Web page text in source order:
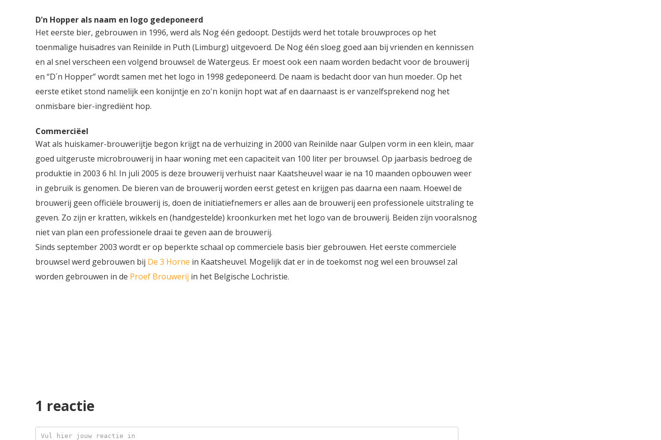
D'n Hopper als naam en logo gedeponeerd
Het eerste bier, gebrouwen in 1996, werd als Nog één gedoopt. Destijds werd het totale brouwproces op het
toenmalige huisadres van Reinilde in Puth (Limburg) uitgevoerd. De Nog één sloeg goed aan bij vrienden en kennissen
en al snel verscheen een volgend brouwsel: de Watergeus. Er moest ook een naam worden bedacht voor de brouwerij
en “D´n Hopper” wordt samen met het logo in 1998 gedeponeerd. De naam is bedacht door van hun moeder. Op het
eerste etiket stond namelijk een konijntje en zo'n konijn hopt wat af en daarnaast is er vanzelfsprekend nog het
onmisbare bier-ingrediënt hop.
Commerciëel
Wat als huiskamer-brouwerijtje begon krijgt na de verhuizing in 2000 van Reinilde naar Gulpen vorm in een klein, maar
goed uitgeruste microbrouwerij in haar woning met een capaciteit van 100 liter per brouwsel. Op jaarbasis bedroeg de
produktie in 2003 6 hl. In juli 2005 is deze brouwerij verhuist naar Kaatsheuvel waar ie na 10 maanden opbouwen weer
in gebruik is genomen. De bieren van de brouwerij worden eerst getest en krijgen pas daarna een naam. Hoewel de
brouwerij geen officiële brouwerij is, doen de initiatiefnemers er alles aan de brouwerij een professionele uitstraling te
geven. Zo zijn er kratten, wikkels en (handgestelde) kroonkurken met het logo van de brouwerij. Beiden zijn vooralsnog
niet van plan een professionele draai te geven aan de brouwerij.
Sinds september 2003 wordt er op beperkte schaal op commerciele basis bier gebrouwen. Het eerste commerciele
brouwsel werd gebrouwen bij De 3 Horne in Kaatsheuvel. Mogelijk dat er in de toekomst nog wel een brouwsel zal
worden gebrouwen in de Proef Brouwerij in het Belgische Lochristie.
1 reactie